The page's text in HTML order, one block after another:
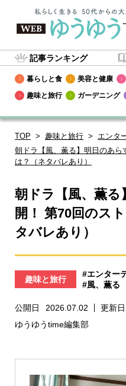
記事ランキング
暮らしと食 美容と健康
趣味と旅行
ガーデニング
TOP 趣味と旅行
エンタ
朝ドラ【風、薫る】明日のあら
は？（ネタバレあり）
朝ドラ【風、薫
開！ 第70回のス
タバレあり）
趣味と旅行
#エンター
#風、薫る
公開日 2026.07.02 更新日
ゆうゆうtime編集部